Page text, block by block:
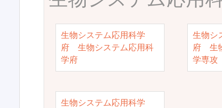
生物システム応用科学
府 生物システム応用科
学府
生物シ
府 生
学専攻
生物システム応用科学